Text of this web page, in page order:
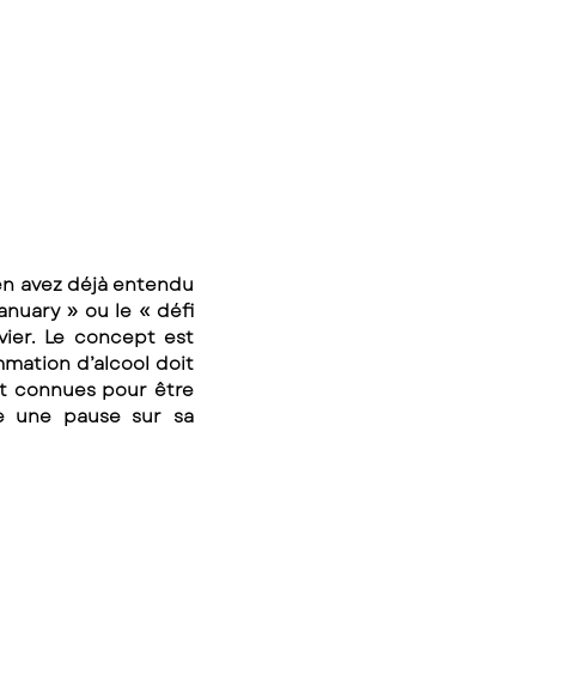
avez déjà entendu
» ou le « défi
Le concept est
d’alcool doit
connues pour être
une pause sur sa